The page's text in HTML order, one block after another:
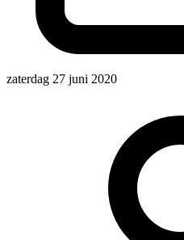
zaterdag 27 juni 2020